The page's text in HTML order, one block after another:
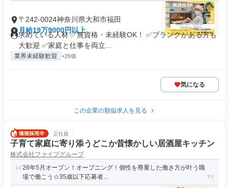
〒242-0024神奈川県大和市福田
月給19万9000円以上
求めている人材 ✅無資格・未経験OK！ ✅ブランクがある方も
大歓迎 ✅家庭と仕事を両立...
業界未経験歓迎 +26個
気になる
この企業の類似求人を見る
正社員
子育て家庭に寄り添うどこか昔懐かしい居酒屋キッチン
株式会社ファイブグループ
26年5月オープン！オープニング！個性を尊重した働き方が叶う職
場で働こう☆35歳以下応募者...